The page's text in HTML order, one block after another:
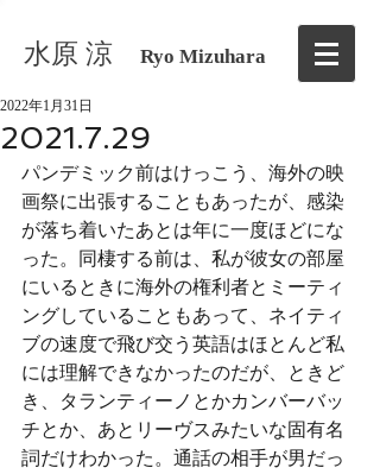
水原 涼 Ryo Mizuhara
2021.7.29
2022年1月31日
パンデミック前はけっこう、海外の映
画祭に出張することもあったが、感染
が落ち着いたあとは年に一度ほどにな
った。同棲する前は、私が彼女の部屋
にいるときに海外の権利者とミーティ
ングしていることもあって、ネイティ
ブの速度で飛び交う英語はほとんど私
には理解できなかったのだが、ときど
き、タランティーノとかカンバーバッ
チとか、あとリーヴスみたいな固有名
詞だけわかった。通話の相手が男だっ